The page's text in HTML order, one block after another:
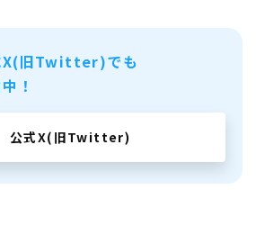
X(旧Twitter)でも
！
公式X(旧Twitter)